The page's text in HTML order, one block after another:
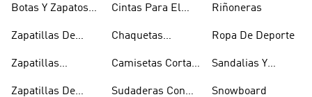
Botas Y Zapatos
Zapatillas De
Zapatillas
Zapatillas De
Cintas Para El
Chaquetas
Camisetas Cortas
Sudaderas Con
Riñoneras
Ropa De Deporte
Sandalias Y
Snowboard